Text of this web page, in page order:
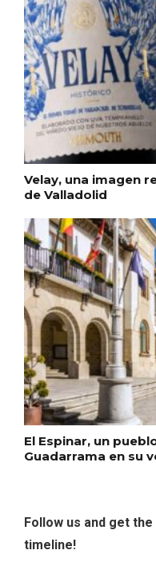
Velay, una imagen
de Valladolid
El Espinar, un
Guadarrama en su
Follow us and get
timeline!